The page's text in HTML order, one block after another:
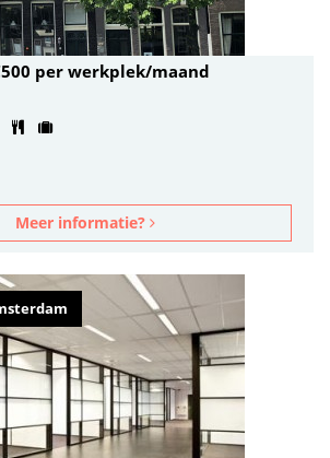
per werkplek/maand
Meer informatie?